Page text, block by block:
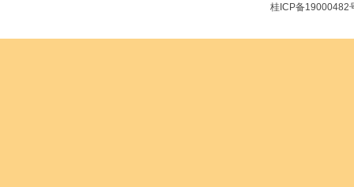
桂ICP备